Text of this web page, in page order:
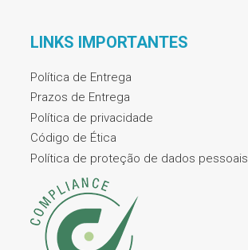
LINKS IMPORTANTES
Política de Entrega
Prazos de Entrega
Política de privacidade
Código de Ética
Política de proteção de dados pessoais